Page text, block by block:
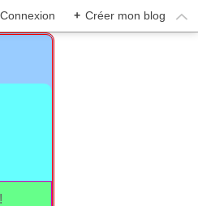
Connexion + Créer mon blog